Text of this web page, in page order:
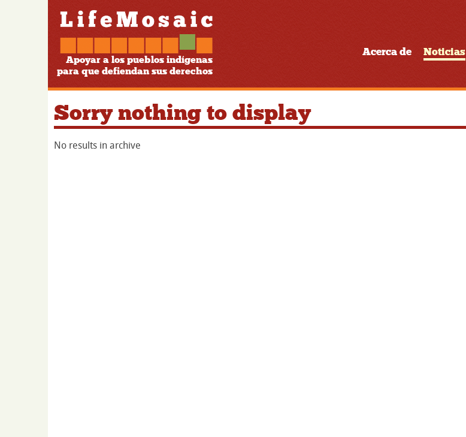
Apoyar a los pueblos indígenas
para que defiendan sus derechos
Acerca de Noticias
Sorry nothing to display
No results in archive